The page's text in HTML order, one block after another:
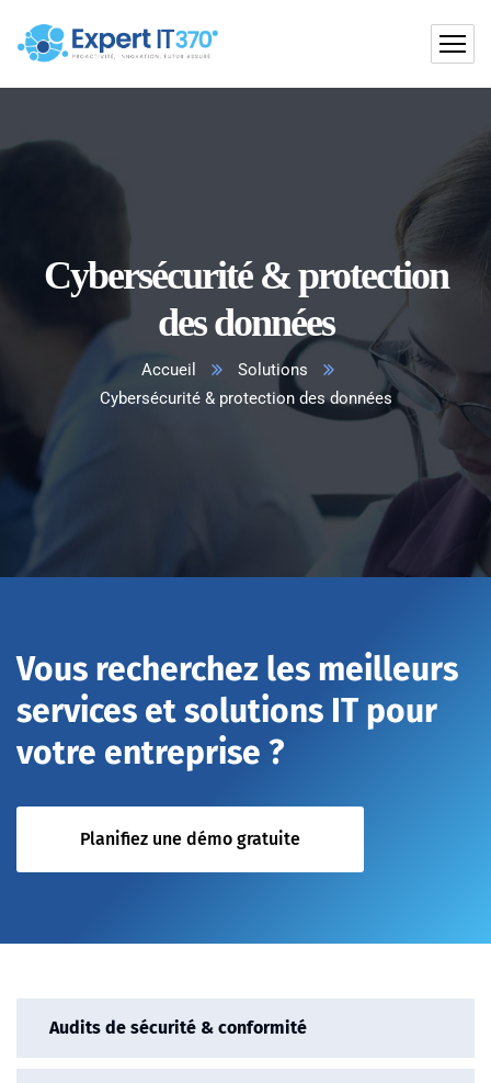
Cybersécurité & protection
des données
Accueil
Solutions
Cybersécurité & protection des données
Vous recherchez les meilleurs
services et solutions IT pour
votre entreprise ?
Planifiez une démo gratuite
Audits de sécurité & conformité